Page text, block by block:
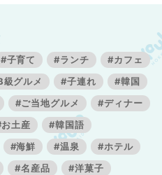
#子育て #ランチ
#カフェ
級グルメ #子連れ
#韓国
#ご当地グルメ
#ディナー
土産
#韓国語
#海鮮 #温泉
#ホテル
#名産品
#洋菓子